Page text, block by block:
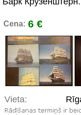
Cena: 6 €
Vieta: